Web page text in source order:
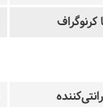
کرنوگراف